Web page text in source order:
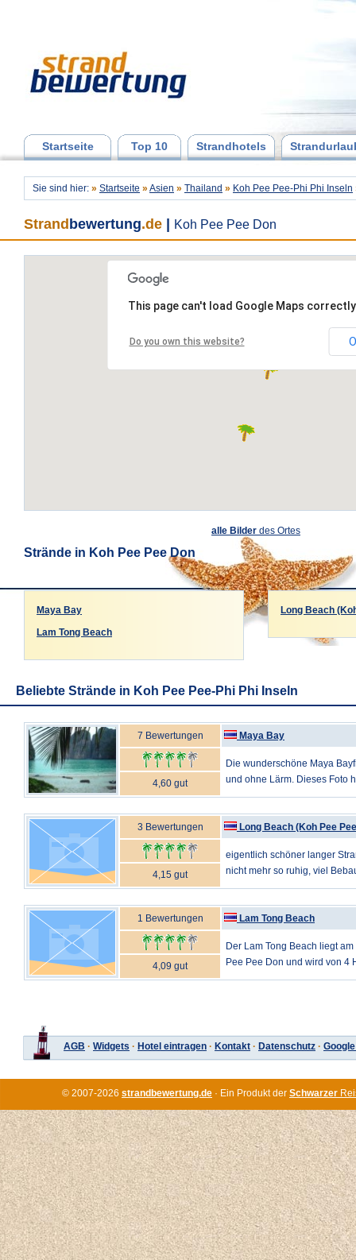
Startseite Top 10 Strandhotels
Sie sind hier: » Startseite » Asien » Thailand » Koh Pee Pee-Phi Phi Inseln
Strand bewertung.de Koh Pee Pee Don
This page can't load Google Maps
Do you own this website?
alle Bilder des Ortes
Strände in Koh Pee Pee Don
Maya Bay
Lam Tong Beach
Long Beach
Beliebte Strände in Koh Pee Pee-Phi Phi Inseln
7 Bewertungen Maya Bay
Die wunderschöne Maya
und ohne Lärm. Dieses Foto
4,60 gut
3 Bewertungen Long Beach (Koh Pee
eigentlich schöner langer
nicht mehr so ruhig, viel
4,15 gut
1 Bewertungen Lam Tong Beach
Der Lam Tong Beach liegt
Pee Pee Don und wird von 4
4,09 gut
AGB · Widgets · Hotel eintragen · Kontakt · Datenschutz ·
© 2007-2026 strandbewertung.de · Ein Produkt der Schwarzer